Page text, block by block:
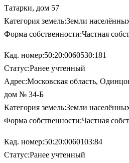
Татарки, дом 57
Категория земель:Земли
Форма собственности:Частная
Кад. номер:50:20:0060530:181
Статус:Ранее учтенный
Адрес:Московская область,
дом № 34-Б
Категория земель:Земли
Форма собственности:Частная
Кад. номер:50:20:0060103:84
Статус:Ранее учтенный